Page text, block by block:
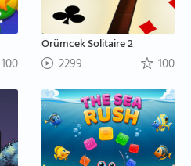
100
Örümcek Solitaire 2
2299 100